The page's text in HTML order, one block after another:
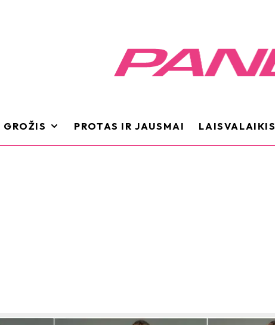
GROŽIS PROTAS IR JAUSMAI LAISVALAIKIS